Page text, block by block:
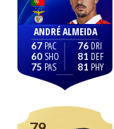
ANDRÉ ALMEIDA
67
60
75
76
81
81